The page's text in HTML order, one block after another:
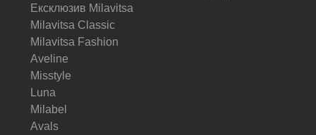
Ексклюзив Milavitsa
Milavitsa Classic
Milavitsa Fashion
Aveline
Misstyle
Luna
Milabel
Avals